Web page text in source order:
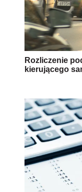
Rozliczenie
kierującego